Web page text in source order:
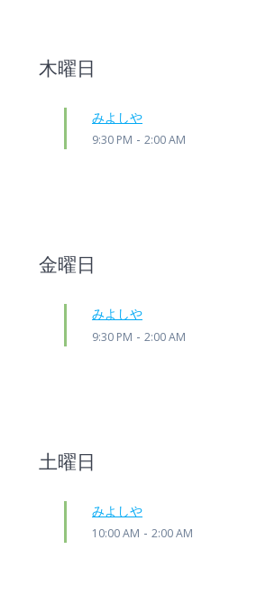
木曜日
みよしや
9:30 PM - 2:00 AM
金曜日
みよしや
9:30 PM - 2:00 AM
土曜日
みよしや
10:00 AM - 2:00 AM